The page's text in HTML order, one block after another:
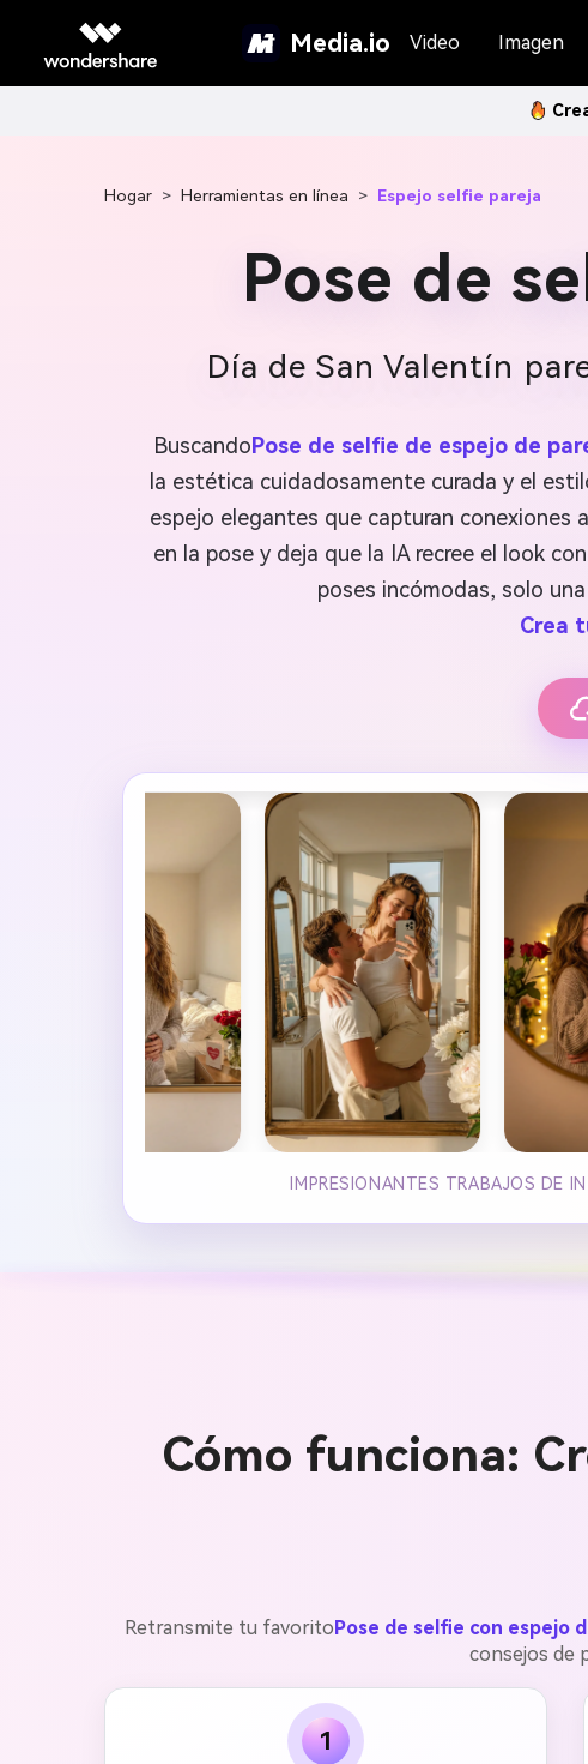
Media.io Video Imagen
Hogar > Herramientas en línea > Espejo selfie pareja
Pose de
Día de San Valentín
BuscandoPose de selfie de espejo de
la estética cuidadosamente curada y el
espejo elegantes que capturan conexiones
en la pose y deja que la IA recree el look
poses incómodas, solo
Crea
IMPRESIONANTES TRABAJOS DE
Cómo funciona:
Retransmite tu favoritoPose de selfie con espejo
consejos de
1